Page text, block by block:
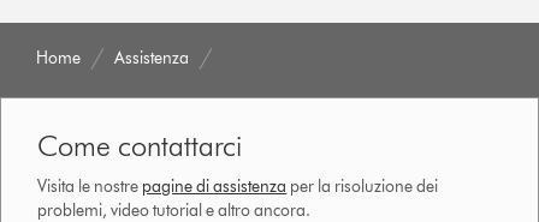
Home Assistenza
Come contattarci
Visita le nostre pagine di assistenza per la risoluzione dei
problemi, video tutorial e altro ancora.